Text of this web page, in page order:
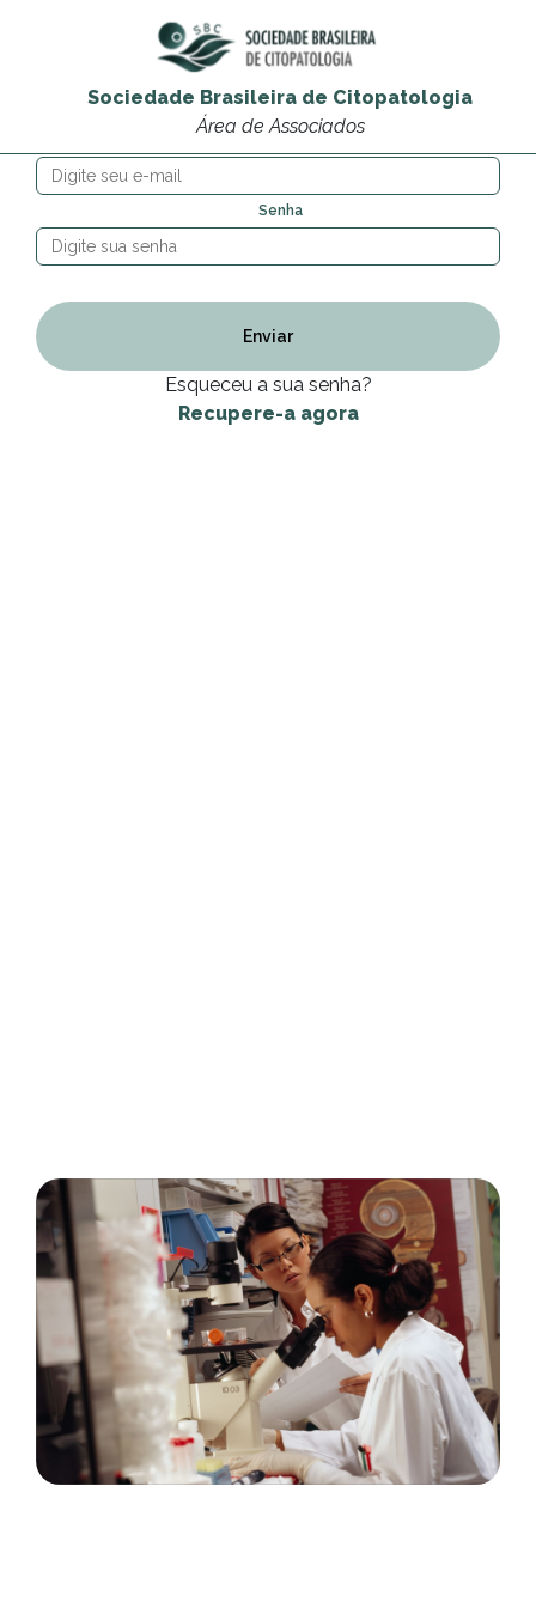
Sociedade Brasileira de Citopatologia
Área de Associados
Área de Associados
Senha
Esqueceu a sua senha?
Recupere-a agora